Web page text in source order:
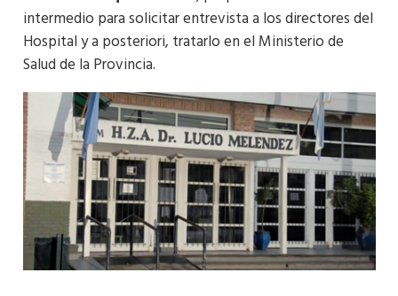
intermedio para solicitar entrevista a los directores del
Hospital y a posteriori, tratarlo en el Ministerio de
Salud de la Provincia.